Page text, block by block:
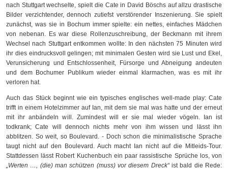
nach Stuttgart wechselte, spielt die Cate in David Böschs auf allzu drastische
Bilder verzichtender, dennoch zutiefst verstörender Inszenierung. Sie spielt
zunächst, was sie in Bochum immer spielte: ein nettes, einfaches Mädchen
von nebenan. Es war diese Rollenzuschreibung, der Beckmann mit ihrem
Wechsel nach Stuttgart entkommen wollte: In den nächsten 75 Minuten wird
ihr dies eindrucksvoll gelingen; mit minimalen Gesten wird sie Lust und Ekel,
Verunsicherung und Entschlossenheit, Fürsorge und Abneigung andeuten
und dem Bochumer Publikum wieder einmal klarmachen, was es mit ihr
verloren hat.
Auch das Stück beginnt wie ein typisches englisches well-made play: Cate
trifft in einem Hotelzimmer auf Ian, mit dem sie mal was hatte und der erneut
mit ihr anbändeln will. Zumindest will er sie mal wieder vögeln. Ian ist
todkrank; Cate will dennoch nichts mehr von ihm wissen und lässt ihn
abblitzen. So weit, so Boulevard. - Doch schon die minimalistische Sprache
taugt nicht auf den Boulevard. Auch macht Ian nicht auf die Mitleids-Tour.
Stattdessen lässt Robert Kuchenbuch ein paar rassistische Sprüche los, von
„Werten …, (die) man schützen (muss) vor diesem Dreck“ist bald die Rede: